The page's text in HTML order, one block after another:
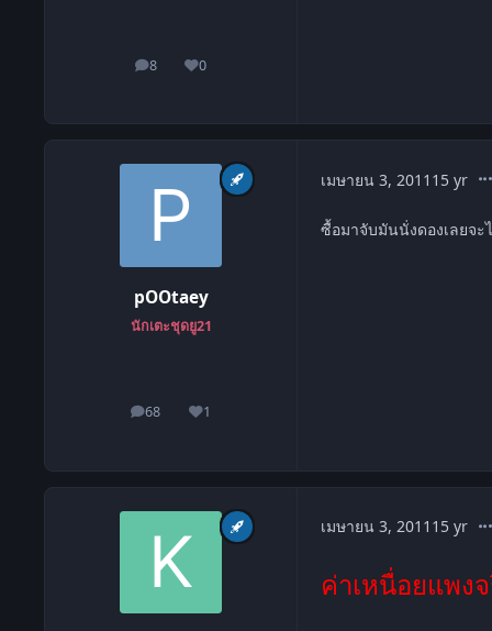
8
โพสต์ 0
ชื่อเสียง
pOOtaey
นักเตะชุดยู21
68
โพสต์ 1
ชื่อเสียง
เมษายน 3, 2011 15 yr
ซื้อมาจับมันนั่งดองเลยจะ
เมษายน 3, 2011 15 yr
ค่าเหนื่อยแพง